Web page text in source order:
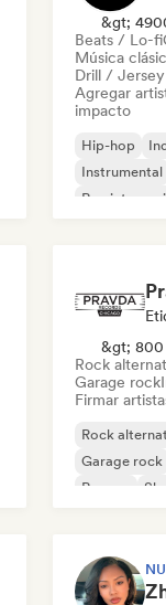
&gt;
Beats / Lo-fi
Música
Drill / Jersey
Agregar
impacto
Hip-hop
Instrumental
Rap
&gt; 800
Rock
Garage rock
Firmar
Rock
Garage rock
Reggae